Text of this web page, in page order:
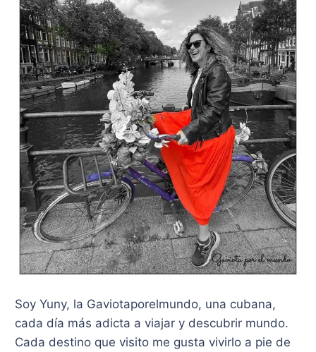
Soy Yuny, la Gaviotaporelmundo, una cubana,
cada día más adicta a viajar y descubrir mundo.
Cada destino que visito me gusta vivirlo a pie de